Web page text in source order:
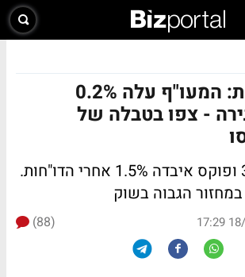
נעילה חיובית: המעו"ף עלה 0.2%
- צפו בטבלה של
חילן ירדה 3.4% ופוקס איבדה 1.5% אחרי הדו"חות.
18/
(88)